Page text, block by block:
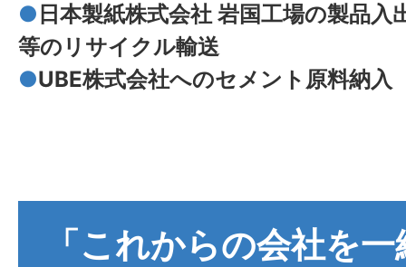
● 日本製紙株式会社 岩国工場の製品入
等のリサイクル輸送
●UBE株式会社へのセメント原料納入
「これからの会社を